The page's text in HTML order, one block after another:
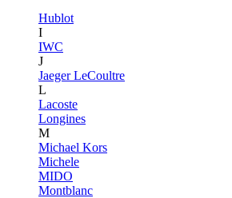
Hublot
I
IWC
J
Jaeger LeCoultre
L
Lacoste
Longines
M
Michael Kors
Michele
MIDO
Montblanc